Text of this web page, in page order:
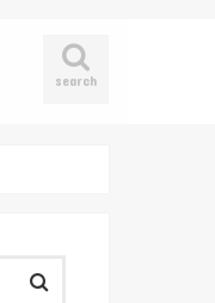
search